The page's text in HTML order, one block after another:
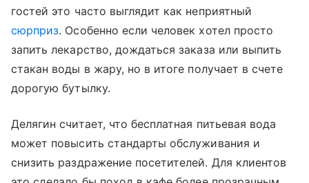
гостей это часто выглядит как неприятный
сюрприз. Особенно если человек хотел просто
запить лекарство, дождаться заказа или выпить
стакан воды в жару, но в итоге получает в счете
дорогую бутылку.
Делягин считает, что бесплатная питьевая вода
может повысить стандарты обслуживания и
снизить раздражение посетителей. Для клиентов